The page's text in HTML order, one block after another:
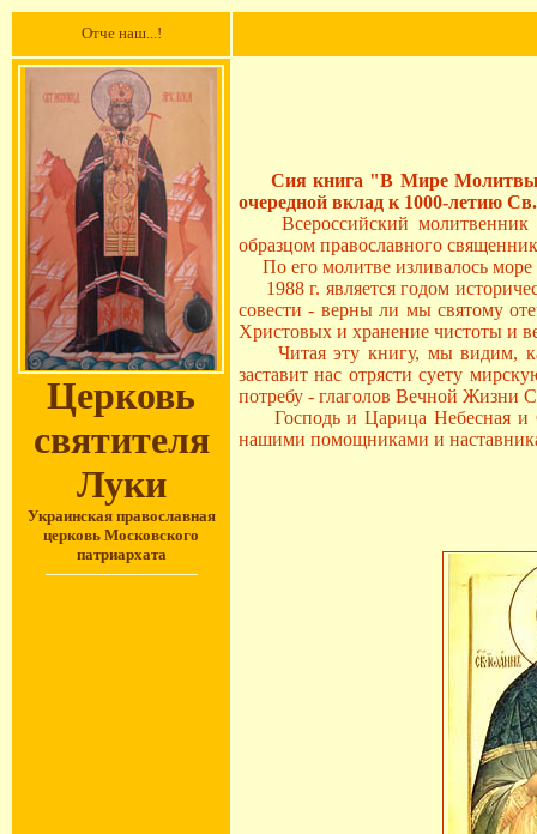
Отче наш...!
Церковь
святителя
Луки
Украинская православная
церковь Московского
патриархата
Сия книга "В Мире Молитвы"
очередной вклад к 1000-летию
Всероссийский молитвенник
образцом православного
По его молитве изливалось море
1988 г. является годом
совести - верны ли мы святому
Христовых и хранение чистоты и
Читая эту книгу, мы видим,
заставит нас отрясти суету
потребу - глаголов Вечной Жизни
Господь и Царица Небесная и
нашими помощниками и